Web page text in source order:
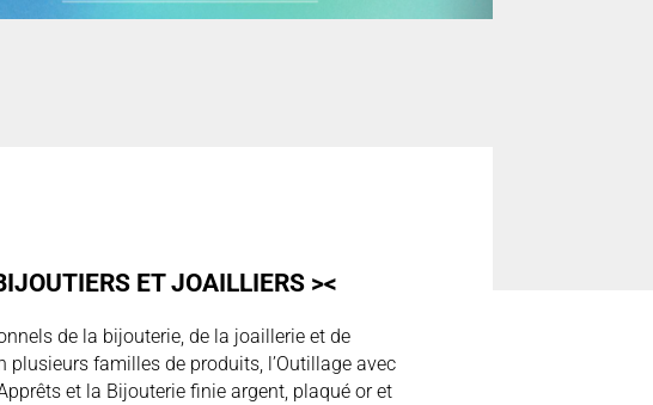
ET JOAILLIERS ><
de la bijouterie, de la joaillerie et de
familles de produits, l’Outillage avec
et la Bijouterie finie argent, plaqué or et